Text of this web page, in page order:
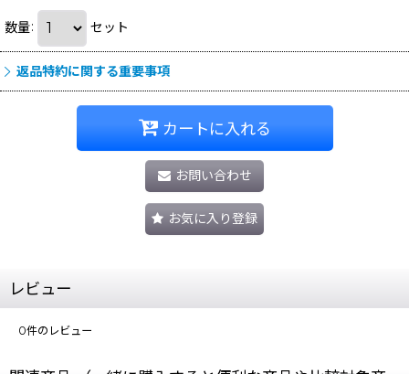
数量: セット
返品特約に関する重要事項
カートに入れる
お問い合わせ
お気に入り登録
レビュー
0件のレビュー